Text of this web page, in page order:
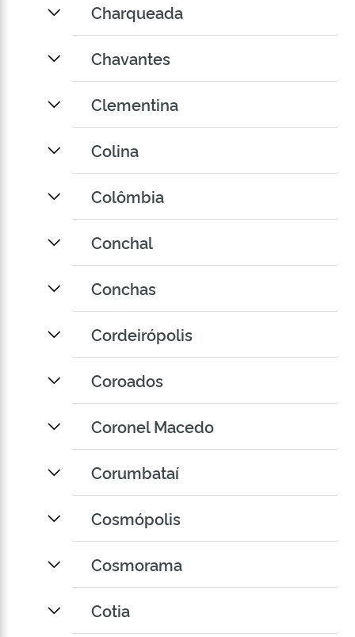
Charqueada
Chavantes
Clementina
Colina
Colômbia
Conchal
Conchas
Cordeirópolis
Coroados
Coronel Macedo
Corumbataí
Cosmópolis
Cosmorama
Cotia